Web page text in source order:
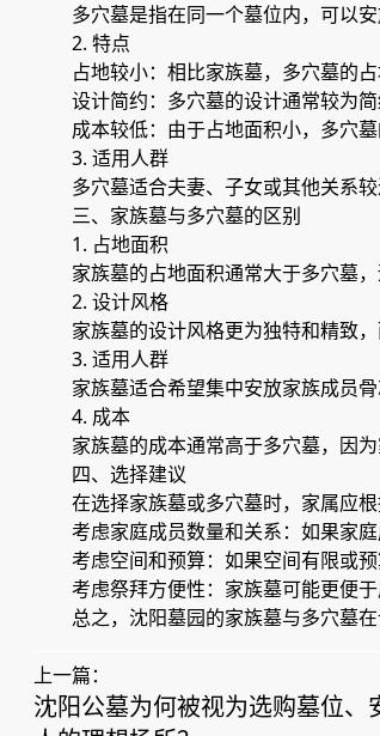
多穴墓是指在同一个墓位内，可以
2. 特点
占地较小：相比家族墓，多穴墓的
设计简约：多穴墓的设计通常较为简
成本较低：由于占地面积小，多穴
3. 适用人群
多穴墓适合夫妻、子女或其他关系
三、家族墓与多穴墓的区别
1. 占地面积
家族墓的占地面积通常大于多穴墓
2. 设计风格
家族墓的设计风格更为独特和精致
3. 适用人群
家族墓适合希望集中安放家族成员
4. 成本
家族墓的成本通常高于多穴墓，因
四、选择建议
在选择家族墓或多穴墓时，家属应
考虑家庭成员数量和关系：如果家
考虑空间和预算：如果空间有限或
考虑祭拜方便性：家族墓可能更便
总之，沈阳墓园的家族墓与多穴墓
上一篇：
沈阳公墓为何被视为选购墓位、